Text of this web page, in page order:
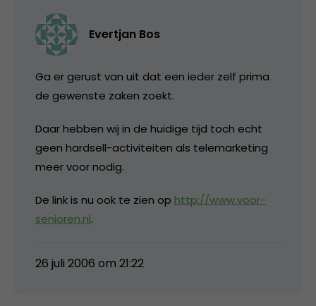
Evertjan Bos
Ga er gerust van uit dat een ieder zelf prima
de gewenste zaken zoekt.
Daar hebben wij in de huidige tijd toch echt
geen hardsell-activiteiten als telemarketing
meer voor nodig.
De link is nu ook te zien op http://www.voor-
senioren.nl.
26 juli 2006 om 21:22